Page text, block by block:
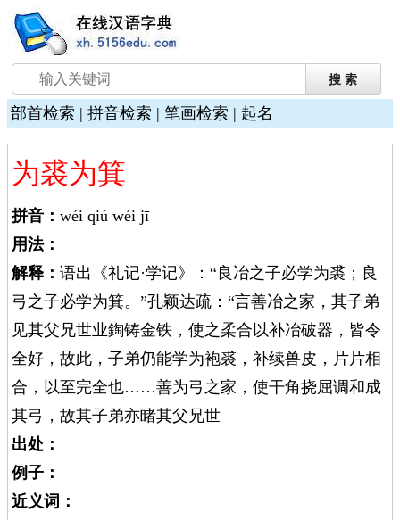
部首检索 | 拼音检索 | 笔画检索 | 起名
为裘为箕
拼音： wéi qiú wéi jī
用法：
解释： 语出《礼记·学记》：“良冶之子必学为裘；良
弓之子必学为箕。”孔颖达疏：“言善冶之家，其子弟
见其父兄世业鋾铸金铁，使之柔合以补冶破器，皆令
全好，故此，子弟仍能学为袍裘，补续兽皮，片片相
合，以至完全也……善为弓之家，使干角挠屈调和成
其弓，故其子弟亦睹其父兄世
出处：
例子：
近义词：